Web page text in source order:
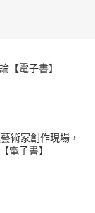
【電子書】
術家創作現場，
電子書】